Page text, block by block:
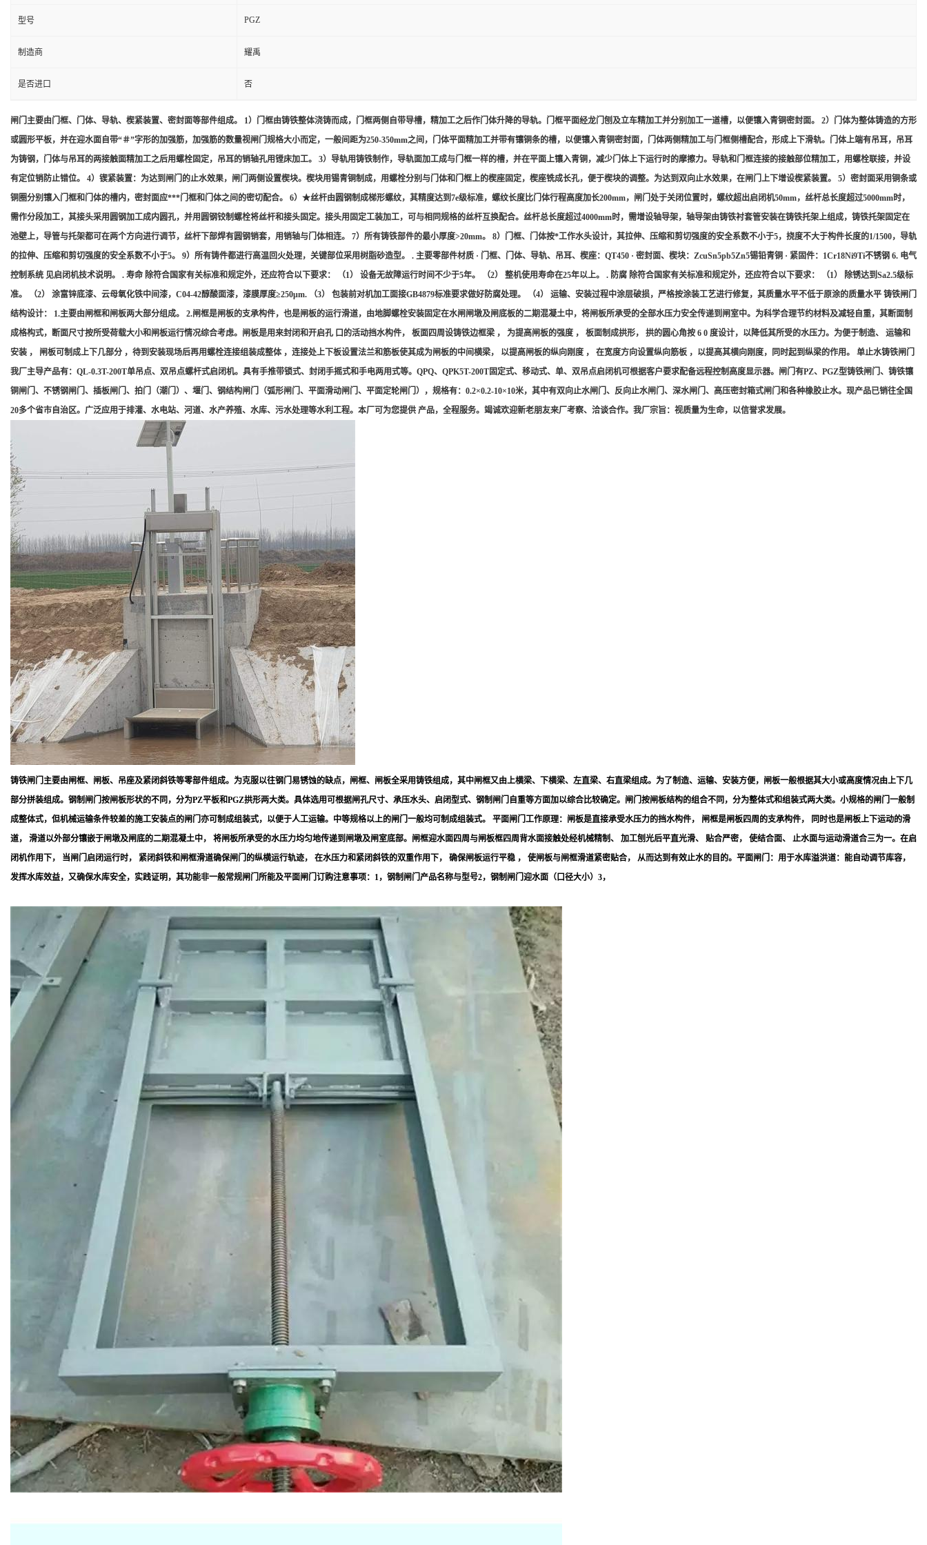
型号 PGZ
制造商 耀禹
是否进口 否
闸门主要由门框、门体、导轨、楔紧装置、密封面等部件组成。 1）门框由铸铁整体浇铸而成，门框两侧自带导槽，精加工之后作门体升降的导轨。门框平面经龙门刨及立车精加工并分别加工一道槽，以便镶入青铜密封面。 2）门体为整体铸造的方形
或圆形平板，并在迎水面自带“＃”字形的加强筋，加强筋的数量视闸门规格大小而定，一般间距为250-350mm之间，门体平面精加工并带有镶铜条的槽，以便镶入青铜密封面，门体两侧精加工与门框侧槽配合，形成上下滑轨。门体上端有吊耳，吊耳
为铸钢，门体与吊耳的两接触面精加工之后用螺栓固定，吊耳的销轴孔用镗床加工。 3）导轨用铸铁制作，导轨面加工成与门框一样的槽，并在平面上镶入青铜，减少门体上下运行时的摩擦力。导轨和门框连接的接触部位精加工，用螺栓联接，并设
有定位销防止错位。 4）锲紧装置：为达到闸门的止水效果，闸门两侧设置楔块。楔块用锡青铜制成，用螺栓分别与门体和门框上的楔座固定，楔座铣成长孔，便于楔块的调整。为达到双向止水效果，在闸门上下增设楔紧装置。 5）密封面采用铜条或
铜圈分别镶入门框和门体的槽内，密封面应***门框和门体之间的密切配合。 6）★丝杆由圆钢制成梯形螺纹，其精度达到7e级标准，螺纹长度比门体行程高度加长200mm，闸门处于关闭位置时，螺纹超出启闭机50mm，丝杆总长度超过5000mm时，
需作分段加工，其接头采用圆钢加工成内圆孔，并用圆钢铰制螺栓将丝杆和接头固定。接头用固定工装加工，可与相同规格的丝杆互换配合。丝杆总长度超过4000mm时，需增设轴导架，轴导架由铸铁衬套管安装在铸铁托架上组成，铸铁托架固定在
池壁上，导管与托架都可在两个方向进行调节，丝杆下部焊有圆钢销套，用销轴与门体相连。 7）所有铸铁部件的最小厚度>20mm。 8）门框、门体按*工作水头设计，其拉伸、压缩和剪切强度的安全系数不小于5，挠度不大于构件长度的1/1500，导轨
的拉伸、压缩和剪切强度的安全系数不小于5。 9）所有铸件都进行高温回火处理，关键部位采用树脂砂造型。 . 主要零部件材质 · 门框、门体、导轨、吊耳、楔座：QT450 · 密封面、楔块：ZcuSn5pb5Zn5锡铅青铜 · 紧固件：1Cr18Ni9Ti不锈钢 6. 电气
控制系统 见启闭机技术说明。 . 寿命 除符合国家有关标准和规定外，还应符合以下要求： （1） 设备无故障运行时间不少于5年。 （2） 整机使用寿命在25年以上。 . 防腐 除符合国家有关标准和规定外，还应符合以下要求： （1） 除锈达到Sa2.5级标
准。 （2） 涂富锌底漆、云母氧化铁中间漆，C04-42醇酸面漆，漆膜厚度≥250μm. （3） 包装前对机加工面接GB4879标准要求做好防腐处理。 （4） 运输、安装过程中涂层破损，严格按涂装工艺进行修复，其质量水平不低于原涂的质量水平 铸铁闸门
结构设计： 1.主要由闸框和闸板两大部分组成。 2.闸框是闸板的支承构件，也是闸板的运行滑道，由地脚螺栓安装固定在水闸闸墩及闸底板的二期混凝土中，将闸板所承受的全部水压力安全传递到闸室中。为科学合理节约材料及减轻自重，其断面制
成格构式，断面尺寸按所受荷载大小和闸板运行情况综合考虑。闸板是用来封闭和开启孔 口的活动挡水构件， 板面四周设铸铁边框梁 ， 为提高闸板的强度 ， 板面制成拱形， 拱的圆心角按 6 0 度设计，以降低其所受的水压力。为便于制造、 运输和
安装 ， 闸板可制成上下几部分 ，待到安装现场后再用螺栓连接组装成整体 ，连接处上下板设置法兰和筋板使其成为闸板的中间横梁， 以提高闸板的纵向刚度 ， 在宽度方向设置纵向筋板 ，以提高其横向刚度，同时起到纵梁的作用。 单止水铸铁闸门
我厂主导产品有：QL-0.3T-200T单吊点、双吊点螺杆式启闭机。具有手推带锁式、封闭手摇式和手电两用式等。QPQ、QPK5T-200T固定式、移动式、单、双吊点启闭机可根据客户要求配备远程控制高度显示器。闸门有PZ、PGZ型铸铁闸门、铸铁镶
铜闸门、不锈钢闸门、插板闸门、拍门（潮门）、堰门、钢结构闸门（弧形闸门、平面滑动闸门、平面定轮闸门），规格有：0.2×0.2-10×10米，其中有双向止水闸门、反向止水闸门、深水闸门、高压密封箱式闸门和各种橡胶止水。现产品已销往全国
20多个省市自治区。广泛应用于排灌、水电站、河道、水产养殖、水库、污水处理等水利工程。本厂可为您提供 产品，全程服务。竭诚欢迎新老朋友来厂考察、洽谈合作。我厂宗旨：视质量为生命，以信誉求发展。
铸铁闸门主要由闸框、闸板、吊座及紧闭斜铁等零部件组成。为克服以往钢门易锈蚀的缺点，闸框、闸板全采用铸铁组成，其中闸框又由上横梁、下横梁、左直梁、右直梁组成。为了制造、运输、安装方便，闸板一般根据其大小或高度情况由上下几
部分拼装组成。钢制闸门按闸板形状的不同，分为PZ平板和PGZ拱形两大类。具体选用可根据闸孔尺寸、承压水头、启闭型式、钢制闸门自重等方面加以综合比较确定。闸门按闸板结构的组合不同，分为整体式和组装式两大类。小规格的闸门一般制
成整体式，但机械运输条件较差的施工安装点的闸门亦可制成组装式，以便于人工运输。中等规格以上的闸门一般均可制成组装式。 平面闸门工作原理：闸板是直接承受水压力的挡水构件， 闸框是闸板四周的支承构件， 同时也是闸板上下运动的滑
道， 滑道以外部分镶嵌于闸墩及闸底的二期混凝土中， 将闸板所承受的水压力均匀地传递到闸墩及闸室底部。闸框迎水面四周与闸板框四周背水面接触处经机械精制、 加工刨光后平直光滑、 贴合严密， 使结合面、 止水面与运动滑道合三为一。在启
闭机作用下， 当闸门启闭运行时， 紧闭斜铁和闸框滑道确保闸门的纵横运行轨迹， 在水压力和紧闭斜铁的双重作用下， 确保闸板运行平稳 ， 使闸板与闸框滑道紧密贴合， 从而达到有效止水的目的。平面闸门：用于水库溢洪道：能自动调节库容，
发挥水库效益，又确保水库安全，实践证明，其功能非一般常规闸门所能及平面闸门订购注意事项：1，钢制闸门产品名称与型号2，钢制闸门迎水面（口径大小）3，